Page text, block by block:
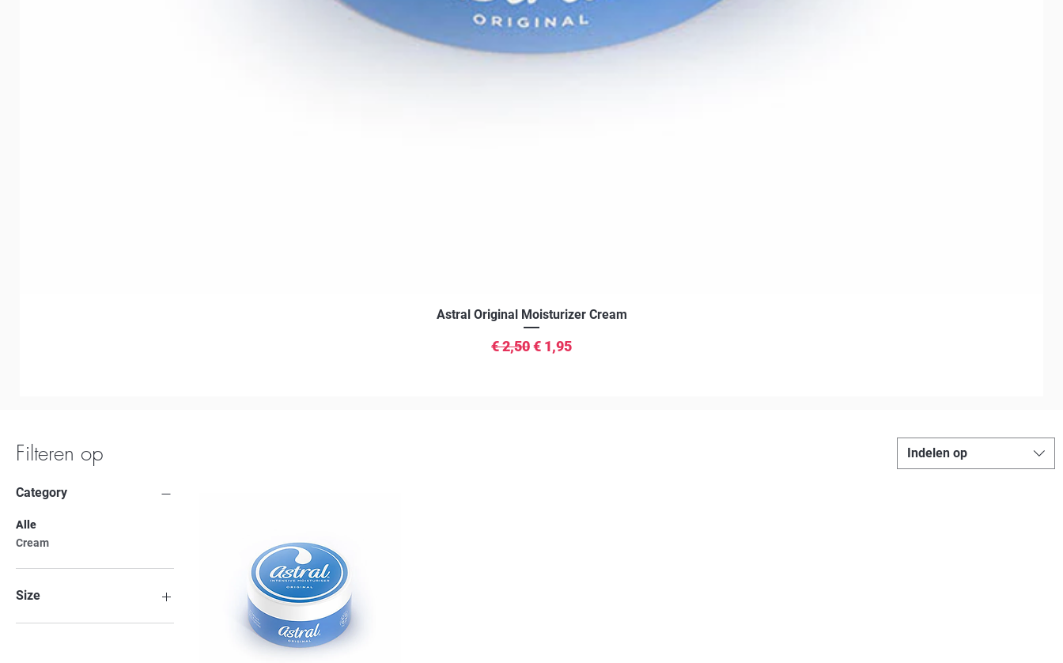
Snel overzicht
Astral Original Moisturizer Cream
Normale prijs
€ 2,50Verkoopprijs
€ 1,95
Filteren op
Category
Alle
Cream
Size
200ml
Indelen op